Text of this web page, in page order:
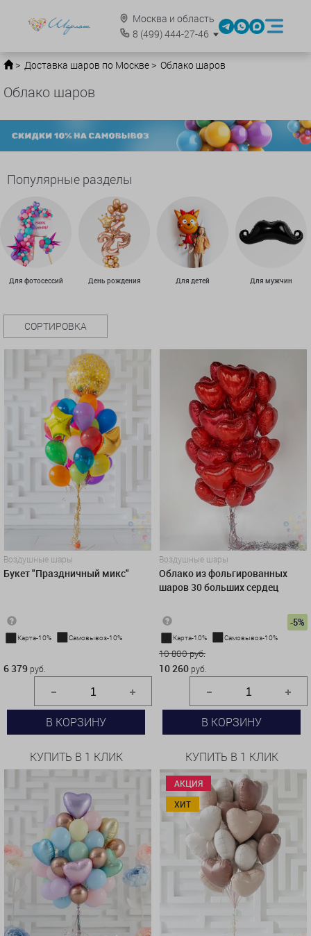
Москва и область
8 (499)444-27-46
Доставка шаров по Москве Облако шаров
Облако шаров
Популярные разделы
Для фотосессий День рождения Для детей Для мужчин
СОРТИРОВКА
Воздушные шары
Букет "Праздничный микс"
Карта-10% Самовывоз-10%
6 379 руб.
В КОРЗИНУ
КУПИТЬ В 1 КЛИК
Воздушные шары
Облако из фольгированных
шаров 30 больших сердец
-5%
Карта-10% Самовывоз-10%
10 800 руб.
10 260 руб.
В КОРЗИНУ
КУПИТЬ В 1 КЛИК
АКЦИЯ
ХИТ